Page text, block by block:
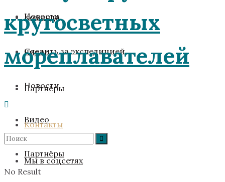
Новости
Видео
Партнёры
Контакты
Мы в соцсетях
Команда
Следить за экспедицией
Новости
Видео
Партнёры
No Result